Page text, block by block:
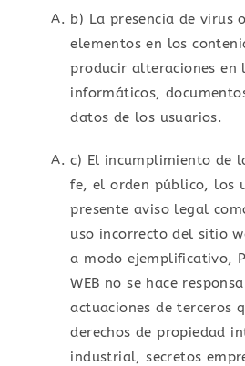
b) La presencia de virus
elementos en los
producir alteraciones en
informáticos,
datos de los usuarios.
c) El incumplimiento de
fe, el orden público, los
presente aviso legal
uso incorrecto del sitio
a modo ejemplificativo,
WEB no se hace
actuaciones de terceros
derechos de propiedad
industrial, secretos